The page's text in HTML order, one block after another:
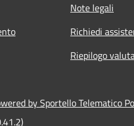
Note legali
Richiedi
Riepilogo
by Sportello Telematico